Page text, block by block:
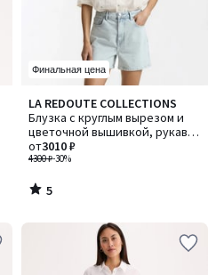
Финальная цена
LA REDOUTE COLLECTIONS
Блузка с круглым вырезом и
цветочной вышивкой, рукава
длиной 3/4
4300 ₽-30%
от3010 ₽
5
/
5
5
/